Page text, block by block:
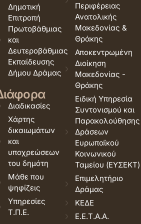
Δημοτική
Επιτροπή
Πρωτοβάθμιας
και
Δευτεροβάθμιας
Εκπαίδευσης
Δήμου Δράμας
Διαδικασίες
Χάρτης
δικαιωμάτων
και
υποχρεώσεων
του δημότη
Μάθε που
ψηφίζεις
Υπηρεσίες
Τ.Π.Ε.
Περιφέρειας
Ανατολικής
Μακεδονίας &
Θράκης
Αποκεντρωμένη
Διοίκηση
Μακεδονίας -
Θράκης
Ειδική Υπηρεσία
Συντονισμού και
Παρακολούθησης
Δράσεων
Ευρωπαϊκού
Κοινωνικού
Ταμείου (ΕΥΣΕΚΤ)
Επιμελητήριο
Δράμας
ΚΕΔΕ
Ε.Ε.Τ.Α.Α.